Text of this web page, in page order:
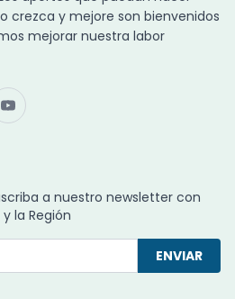
crezca y mejore son bienvenidos
mejorar nuestra labor
a nuestro newsletter con
la Región
ENVIAR